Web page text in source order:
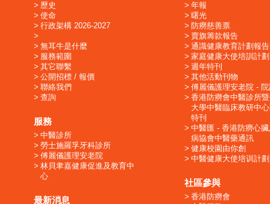
歷史
使命
行政架構 2026-2027
無耳牛是什麼
服務範圍
其它聯繫
公開招標 / 報價
聯絡我們
查詢
服務
中醫診所
勞士施羅孚牙科診所
傅麗儀護理安老院
林貝聿嘉健康促進及教育中
心
最新消息
年報
曙光
防癆慈善票
賣旗籌款報告
通識健康教育計劃報告
家庭健康大使培訓計劃
週年特刊
其他活動刊物
傅麗儀護理安老院 -
香港防癆會中醫診所
大學中醫臨床教研中
特刊
中醫匯 - 香港防癆心
病協會中醫藥通訊
健康校園由你創
中醫健康大使培训計劃
社區參與
香港防癆會